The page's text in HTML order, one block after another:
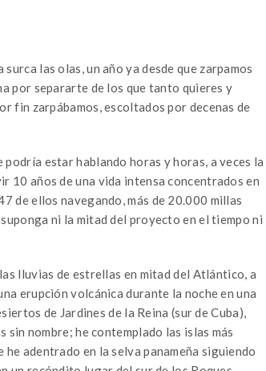
las olas, un año ya desde que zarpamos
por separarte de los que tanto quieres y
fin zarpábamos, escoltados por decenas de
estar hablando horas y horas, a veces la
10 años de una vida intensa concentrados en
de ellos navegando, más de 20.000 millas
ni la mitad del proyecto en el tiempo ni
lluvias de estrellas en mitad del Atlántico, a
erupción volcánica durante la noche en una
de Jardines de la Reina (sur de Cuba),
nombre; he contemplado las islas más
adentrado en la selva panameña siguiendo